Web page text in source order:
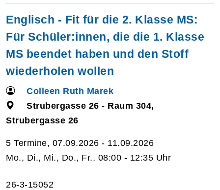
Englisch - Fit für die 2. Klasse MS:
Für Schüler:innen, die die 1. Klasse
MS beendet haben und den Stoff
wiederholen wollen
Colleen Ruth Marek
Strubergasse 26 - Raum 304,
Strubergasse 26
5 Termine, 07.09.2026 - 11.09.2026
Mo., Di., Mi., Do., Fr., 08:00 - 12:35 Uhr
26-3-15052